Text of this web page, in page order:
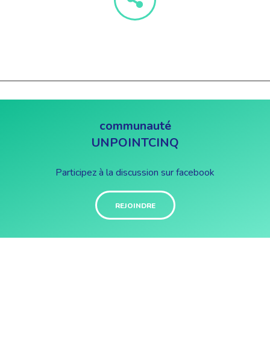
communauté
UNPOINTCINQ
Participez à la discussion sur facebook
REJOINDRE